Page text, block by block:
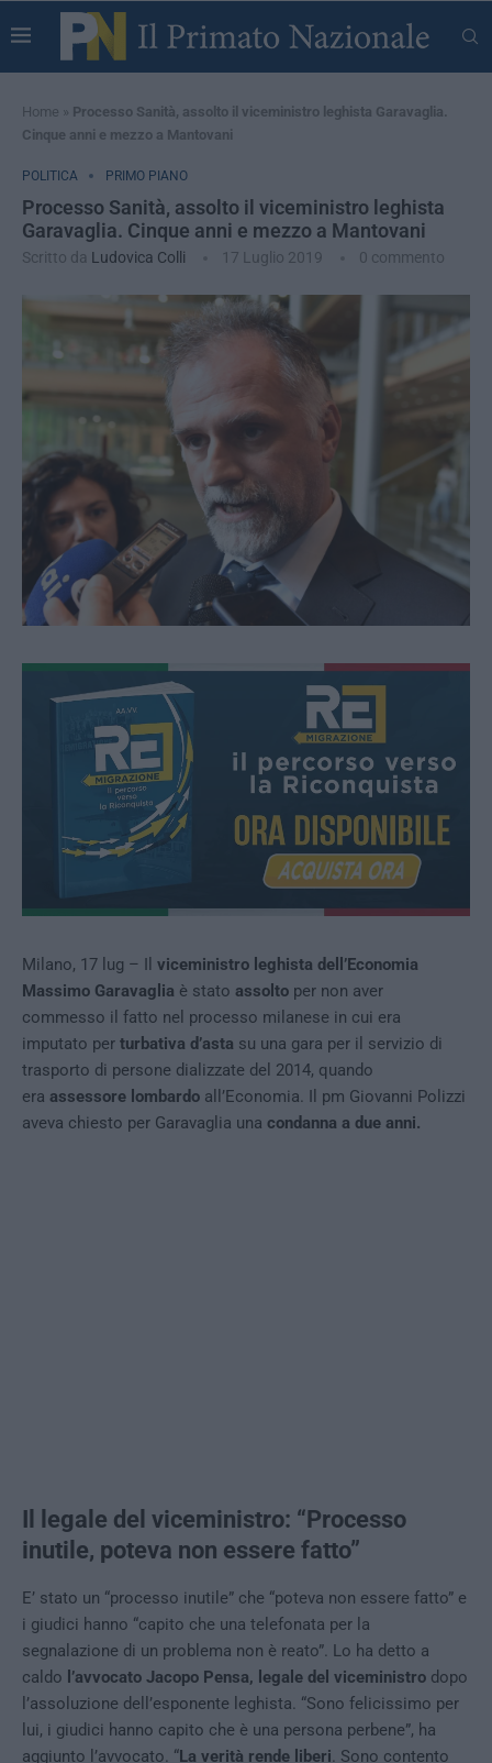
Home » Processo Sanità, assolto il viceministro leghista Garavaglia.
Cinque anni e mezzo a Mantovani
POLITICA PRIMO PIANO
Processo Sanità, assolto il viceministro leghista
Garavaglia. Cinque anni e mezzo a Mantovani
Scritto da Ludovica Colli 17 Luglio 2019 0 commento
Milano, 17 lug – Il viceministro leghista dell’Economia
Massimo Garavaglia è stato assolto per non aver
commesso il fatto nel processo milanese in cui era
imputato per turbativa d’asta su una gara per il servizio di
trasporto di persone dializzate del 2014, quando
era assessore lombardo all’Economia. Il pm Giovanni Polizzi
aveva chiesto per Garavaglia una condanna a due anni.
Il legale del viceministro: “Processo
inutile, poteva non essere fatto”
E’ stato un “processo inutile” che “poteva non essere fatto” e
i giudici hanno “capito che una telefonata per la
segnalazione di un problema non è reato”. Lo ha detto a
caldo l’avvocato Jacopo Pensa, legale del viceministro dopo
l’assoluzione dell’esponente leghista. “Sono felicissimo per
lui, i giudici hanno capito che è una persona perbene”, ha
aggiunto l’avvocato. “La verità rende liberi. Sono contento